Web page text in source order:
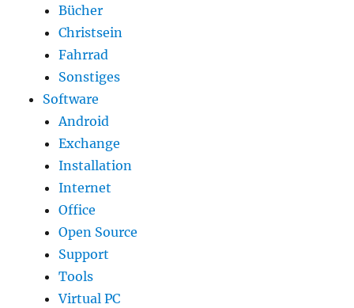
Bücher
Christsein
Fahrrad
Sonstiges
Software
Android
Exchange
Installation
Internet
Office
Open Source
Support
Tools
Virtual PC